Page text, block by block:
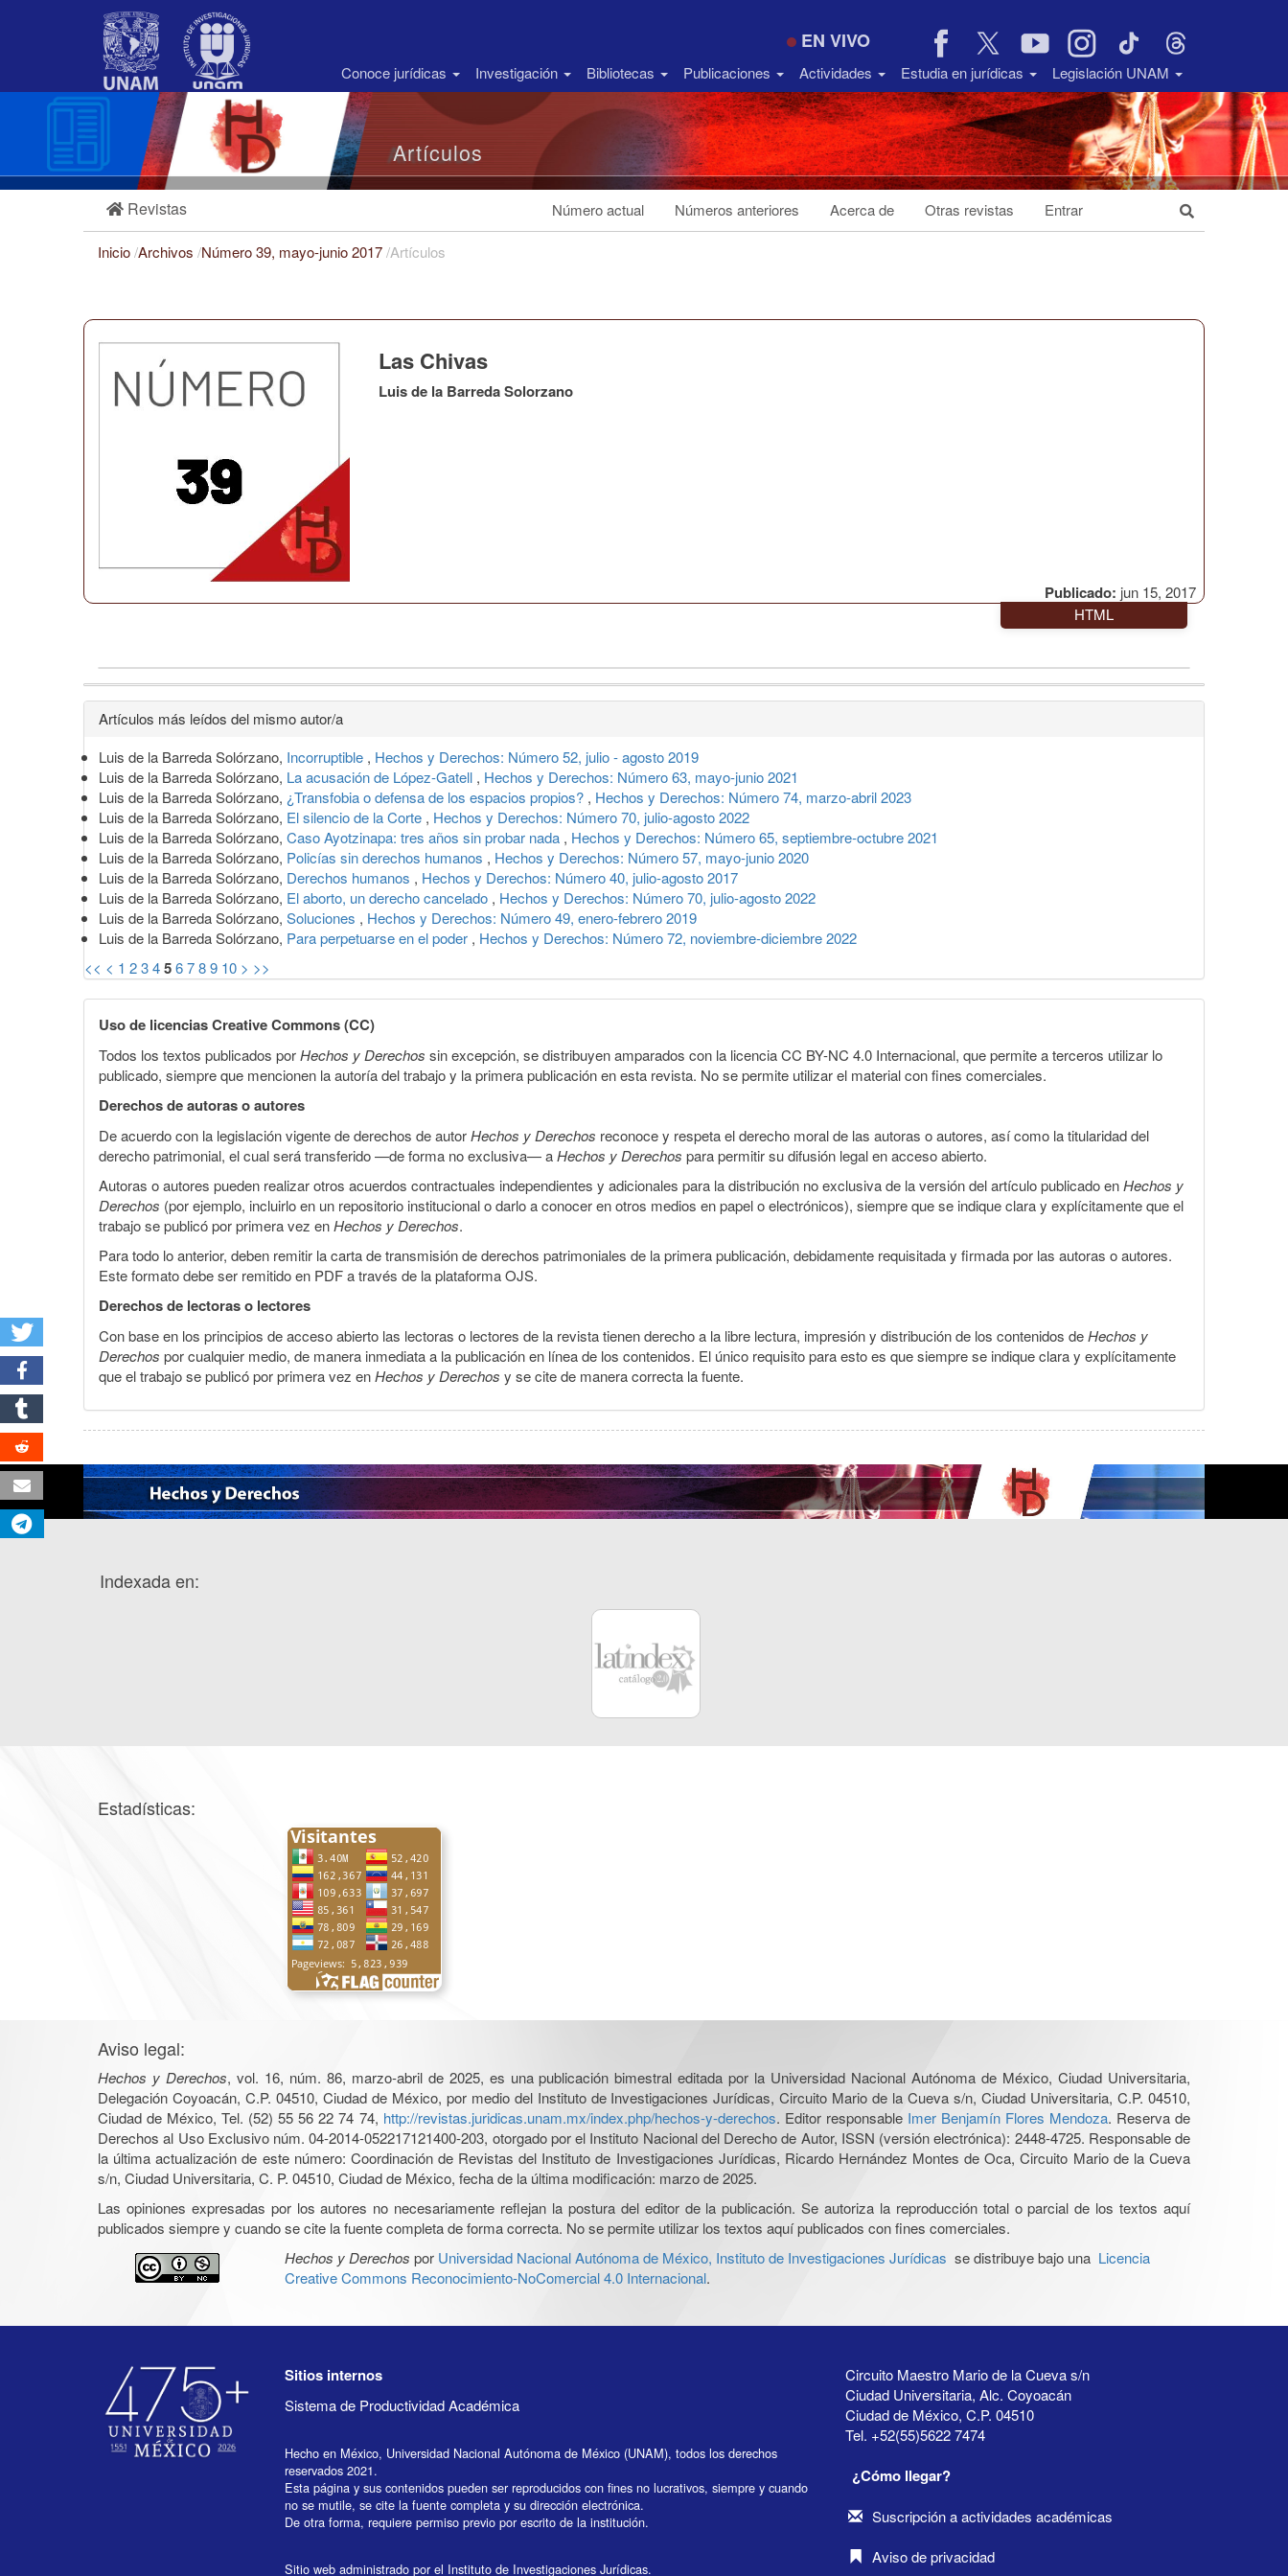
Barra
EN VIVO
Conoce jurídicas Investigación Bibliotecas Publicaciones Actividades Estudia en jurídicas Legislación UNAM
Artículos
Revistas Número actual Números anteriores Acerca de Otras revistas Entrar
Inicio/Archivos /Número 39, mayo-junio 2017/Artículos
Publicado: jun 15, 2017
Las Chivas
Luis de la Barreda Solorzano
HTML
Detalles
del
artículo
Artículos más leídos del mismo autor/a
Luis de la Barreda Solórzano, Incorruptible , Hechos y Derechos: Número 52, julio - agosto 2019
Luis de la Barreda Solórzano, La acusación de López-Gatell , Hechos y Derechos: Número 63, mayo-junio 2021
Luis de la Barreda Solórzano, ¿Transfobia o defensa de los espacios propios? , Hechos y Derechos: Número 74, marzo-abril 2023
Luis de la Barreda Solórzano, El silencio de la Corte , Hechos y Derechos: Número 70, julio-agosto 2022
Luis de la Barreda Solórzano, Caso Ayotzinapa: tres años sin probar nada , Hechos y Derechos: Número 65, septiembre-octubre 2021
Luis de la Barreda Solórzano, Policías sin derechos humanos , Hechos y Derechos: Número 57, mayo-junio 2020
Luis de la Barreda Solórzano, Derechos humanos , Hechos y Derechos: Número 40, julio-agosto 2017
Luis de la Barreda Solórzano, El aborto, un derecho cancelado , Hechos y Derechos: Número 70, julio-agosto 2022
Luis de la Barreda Solórzano, Soluciones , Hechos y Derechos: Número 49, enero-febrero 2019
Luis de la Barreda Solórzano, Para perpetuarse en el poder , Hechos y Derechos: Número 72, noviembre-diciembre 2022
<< < 1 23456789 10 > >>
Uso de licencias Creative Commons (CC)
Todos los textos publicados porHechos y Derechos sin excepción, se distribuyen amparados con la licencia CC BY-NC 4.0 Internacional, que permite a terceros utilizar lo
publicado, siempre que mencionen la autoría del trabajo y la primera publicación en esta revista. No se permite utilizar el material con fines comerciales.
Derechos de autoras o autores
De acuerdo con la legislación vigente de derechos de autorHechos y Derechos reconoce y respeta el derecho moral de las autoras o autores, así como la titularidad del
derecho patrimonial, el cual será transferido —de forma no exclusiva— aHechos y Derechos para permitir su difusión legal en acceso abierto.
Autoras o autores pueden realizar otros acuerdos contractuales independientes y adicionales para la distribución no exclusiva de la versión del artículo publicado enHechos y
Derechos (por ejemplo, incluirlo en un repositorio institucional o darlo a conocer en otros medios en papel o electrónicos), siempre que se indique clara y explícitamente que el
trabajo se publicó por primera vez enHechos y Derechos.
Para todo lo anterior, deben remitir la carta de transmisión de derechos patrimoniales de la primera publicación, debidamente requisitada y firmada por las autoras o autores.
Este formato debe ser remitido en PDF a través de la plataforma OJS.
Derechos de lectoras o lectores
Con base en los principios de acceso abierto las lectoras o lectores de la revista tienen derecho a la libre lectura, impresión y distribución de los contenidos deHechos y
Derechos por cualquier medio, de manera inmediata a la publicación en línea de los contenidos. El único requisito para esto es que siempre se indique clara y explícitamente
que el trabajo se publicó por primera vez enHechos y Derechos y se cite de manera correcta la fuente.
Indexada en:
Estadísticas:
Aviso legal:
Hechos y Derechos, vol. 16, núm. 86, marzo-abril de 2025, es una publicación bimestral editada por la Universidad Nacional Autónoma de México, Ciudad Universitaria,
Delegación Coyoacán, C.P. 04510, Ciudad de México, por medio del Instituto de Investigaciones Jurídicas, Circuito Mario de la Cueva s/n, Ciudad Universitaria, C.P. 04510,
Ciudad de México, Tel. (52) 55 56 22 74 74, http://revistas.juridicas.unam.mx/index.php/hechos-y-derechos. Editor responsable Imer Benjamín Flores Mendoza. Reserva de
Derechos al Uso Exclusivo núm. 04-2014-052217121400-203, otorgado por el Instituto Nacional del Derecho de Autor, ISSN (versión electrónica): 2448-4725. Responsable de
la última actualización de este número: Coordinación de Revistas del Instituto de Investigaciones Jurídicas, Ricardo Hernández Montes de Oca, Circuito Mario de la Cueva
s/n, Ciudad Universitaria, C. P. 04510, Ciudad de México, fecha de la última modificación: marzo de 2025.
Las opiniones expresadas por los autores no necesariamente reflejan la postura del editor de la publicación. Se autoriza la reproducción total o parcial de los textos aquí
publicados siempre y cuando se cite la fuente completa de forma correcta. No se permite utilizar los textos aquí publicados con fines comerciales.
Hechos y Derechos por Universidad Nacional Autónoma de México, Instituto de Investigaciones Jurídicas se distribuye bajo una Licencia
Creative Commons Reconocimiento-NoComercial 4.0 Internacional.
Sitios internos
Sistema de Productividad Académica
Hecho en México, Universidad Nacional Autónoma de México (UNAM), todos los derechos
reservados 2021.
Esta página y sus contenidos pueden ser reproducidos con fines no lucrativos, siempre y cuando
no se mutile, se cite la fuente completa y su dirección electrónica.
De otra forma, requiere permiso previo por escrito de la institución.
Sitio web administrado por el Instituto de Investigaciones Jurídicas.
Circuito Maestro Mario de la Cueva s/n
Ciudad Universitaria, Alc. Coyoacán
Ciudad de México, C.P. 04510
Tel. +52(55)5622 7474
¿Cómo llegar?
Suscripción a actividades académicas
Aviso de privacidad